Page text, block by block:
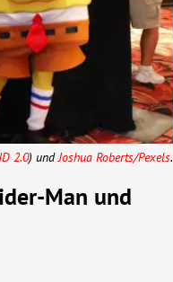
2.0) undJoshua Roberts/Pexels.
Man und